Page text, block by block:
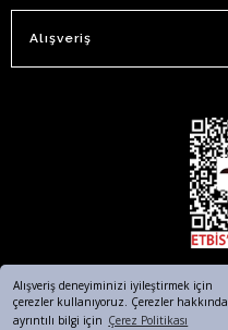
Alışveriş deneyiminizi iyileştirmek için
çerezler kullanıyoruz. Çerezler hakkında
ayrıntılı bilgi için Çerez Politikası
Alışveriş